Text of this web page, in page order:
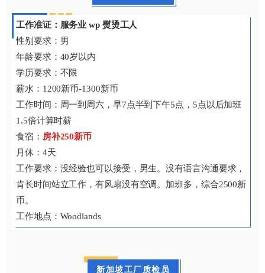
工作准证：服务业 wp 熨烫工人
性别要求：男
年龄要求：40岁以内
学历要求：不限
薪水：1200新币-1300新币
工作时间：周一到周六，早7点半到下午5点，5点以后加班
1.5倍计算时薪
食宿： 房补250新币
月休：4天
工作要求：没经验也可以接受，男生。没有语言沟通要求，
肯长时间站立工作，有风扇没有空调。加班多，综合2500新
币。
工作地点：Woodlands
新加坡工厂质检员